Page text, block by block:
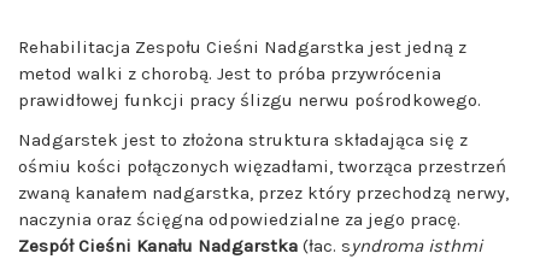
Rehabilitacja Zespołu Cieśni Nadgarstka jest jedną z
metod walki z chorobą. Jest to próba przywrócenia
prawidłowej funkcji pracy ślizgu nerwu pośrodkowego.
Nadgarstek jest to złożona struktura składająca się z
ośmiu kości połączonych więzadłami, tworząca przestrzeń
zwaną kanałem nadgarstka, przez który przechodzą nerwy,
naczynia oraz ścięgna odpowiedzialne za jego pracę.
Zespół Cieśni Kanału Nadgarstka (łac. syndroma isthmi